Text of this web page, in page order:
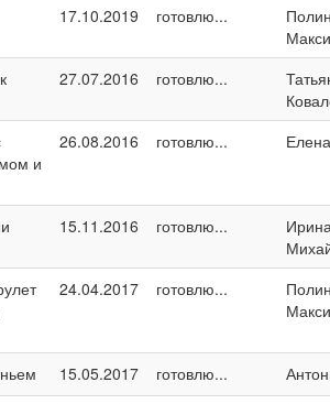
17.10.2019 готовлю...
27.07.2016 готовлю...
и
26.08.2016 готовлю... Елена
15.11.2016 готовлю...
24.04.2017 готовлю...
15.05.2017 готовлю...